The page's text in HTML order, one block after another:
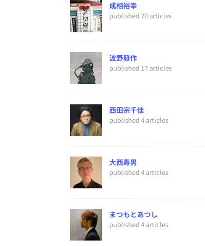
成相裕幸
published 20 articles
波野發作
published 17 articles
西田宗千佳
published 4 articles
大西寿男
published 4 articles
まつもとあつし
published 4 articles